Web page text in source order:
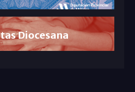
Diocesana